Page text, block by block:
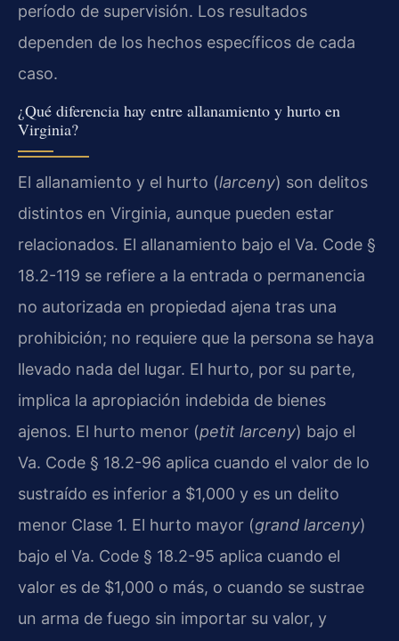
período de supervisión. Los resultados
dependen de los hechos específicos de cada
caso.
¿Qué diferencia hay entre allanamiento y hurto en
Virginia?
El allanamiento y el hurto (larceny) son delitos
distintos en Virginia, aunque pueden estar
relacionados. El allanamiento bajo el Va. Code §
18.2-119 se refiere a la entrada o permanencia
no autorizada en propiedad ajena tras una
prohibición; no requiere que la persona se haya
llevado nada del lugar. El hurto, por su parte,
implica la apropiación indebida de bienes
ajenos. El hurto menor (petit larceny) bajo el
Va. Code § 18.2-96 aplica cuando el valor de lo
sustraído es inferior a $1,000 y es un delito
menor Clase 1. El hurto mayor (grand larceny)
bajo el Va. Code § 18.2-95 aplica cuando el
valor es de $1,000 o más, o cuando se sustrae
un arma de fuego sin importar su valor, y